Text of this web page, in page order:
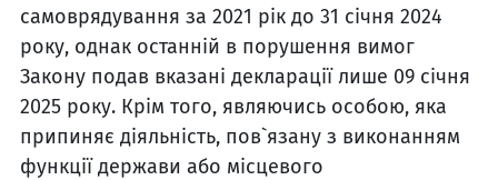
самоврядування за 2021 рік до 31 січня 2024
року, однак останній в порушення вимог
Закону подав вказані декларації лише 09 січня
2025 року. Крім того, являючись особою, яка
припиняє діяльність, пов`язану з виконанням
функції держави або місцевого